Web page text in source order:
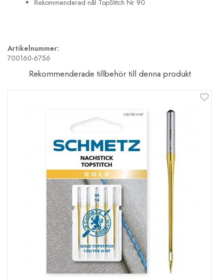
Rekommenderad nål TopStitch Nr 90
Artikelnummer:
700160-6756
Rekommenderade tillbehör till denna produkt